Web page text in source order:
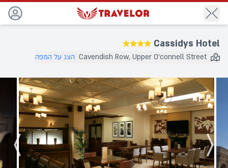
חזור
Cassidys Hotel
★★★★
Cavendish Row, Upper O'connell Street הצג על המפה